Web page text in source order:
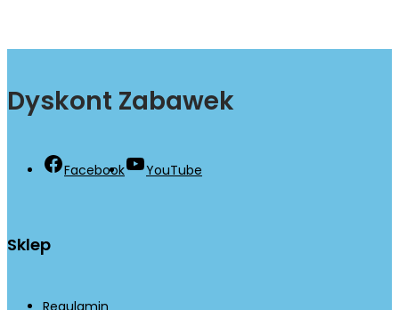
Dyskont Zabawek
Facebook YouTube
Sklep
Regulamin